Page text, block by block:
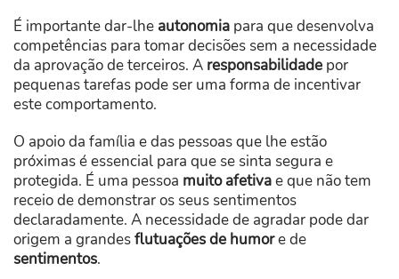
É importante dar-lhe autonomia para que desenvolva
competências para tomar decisões sem a necessidade
da aprovação de terceiros. A responsabilidade por
pequenas tarefas pode ser uma forma de incentivar
este comportamento.
O apoio da família e das pessoas que lhe estão
próximas é essencial para que se sinta segura e
protegida. É uma pessoa muito afetivae que não tem
receio de demonstrar os seus sentimentos
declaradamente. A necessidade de agradar pode dar
origem a grandesflutuações de humore de
sentimentos.